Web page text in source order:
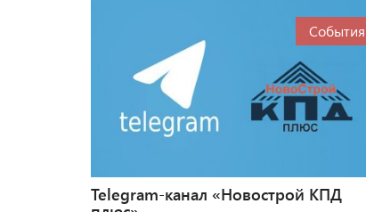
События
Telegram-канал «Новострой КПД